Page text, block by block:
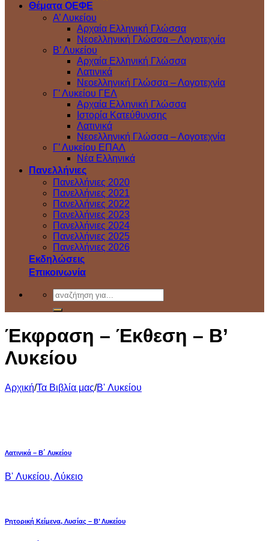
Θέματα ΟΕΦΕ
Α’ Λυκείου
Αρχαία Ελληνική Γλώσσα
Νεοελληνική Γλώσσα – Λογοτεχνία
Β’ Λυκείου
Αρχαία Ελληνική Γλώσσα
Λατινικά
Νεοελληνική Γλώσσα – Λογοτεχνία
Γ’ Λυκείου ΓΕΛ
Αρχαία Ελληνική Γλώσσα
Ιστορία Κατεύθυνσης
Λατινικά
Νεοελληνική Γλώσσα – Λογοτεχνία
Γ’ Λυκείου ΕΠΑΛ
Νέα Ελληνικά
Πανελλήνιες
Πανελλήνιες 2020
Πανελλήνιες 2021
Πανελλήνιες 2022
Πανελλήνιες 2023
Πανελλήνιες 2024
Πανελλήνιες 2025
Πανελλήνιες 2026
Εκδηλώσεις
Επικοινωνία
Έκφραση – Έκθεση – Β’
Λυκείου
Αρχική/Τα Βιβλία μας/B' Λυκείου
Λατινικά – Β΄ Λυκείου
B' Λυκείου, Λύκειο
Ρητορική Κείμενα, Λυσίας – Β’ Λυκείου